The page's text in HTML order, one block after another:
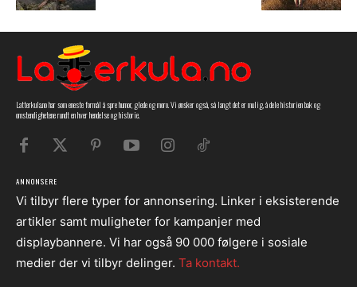
Latterkula.no har som eneste formål å spre humor, glede og moro. Vi ønsker også, så langt det er mulig, å dele historien bak og
omstendighetene rundt en hver hendelse og historie.
ANNONSERE
Vi tilbyr flere typer for annonsering. Linker i eksisterende
artikler samt muligheter for kampanjer med
displaybannere. Vi har også 90 000 følgere i sosiale
medier der vi tilbyr delinger. Ta kontakt.